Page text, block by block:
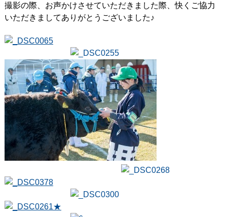
撮影の際、お声かけさせていただきました際、快くご協力
いただきましてありがとうございました♪